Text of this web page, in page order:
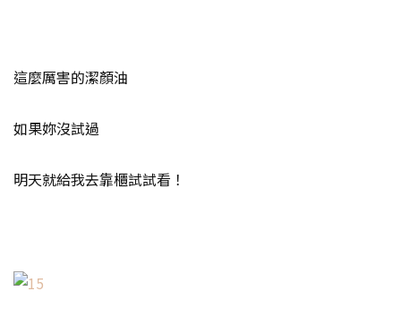
這麼厲害的潔顏油
如果妳沒試過
明天就給我去靠櫃試試看！